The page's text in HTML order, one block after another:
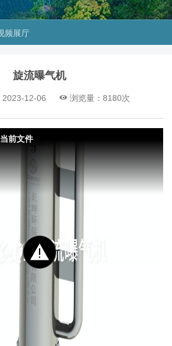
频展厅
旋流曝气机
2023-12-06 浏览量：8180次
前文件